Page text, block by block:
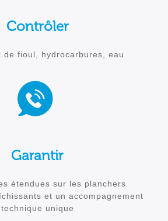
Contrôler
de fioul, hydrocarbures, eau
Garantir
étendues sur les planchers
et un accompagnement
technique unique